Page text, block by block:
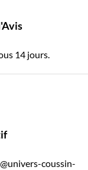
14 jours.
coussin-